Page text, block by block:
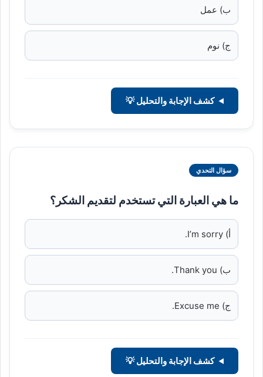
ب) عمل
ج) نوم
كشف الإجابة والتحليل 💡
سؤال التحدي
ما هي العبارة التي تستخدم لتقديم الشكر؟
أ) I’m sorry.
ب) Thank you.
ج) Excuse me.
كشف الإجابة والتحليل 💡